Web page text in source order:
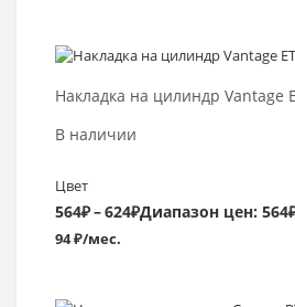
Накладка на цилиндр Vantage
В наличии
Цвет
564₽–624₽Диапазон цен:
94 ₽/мес.
Выбрать >